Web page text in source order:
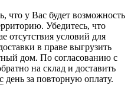
что у Вас будет возможность
Убедитесь, что
отсутствия условий для
в праве выгрузить
дом. По согласованию с
на склад и доставить
за повторную оплату.